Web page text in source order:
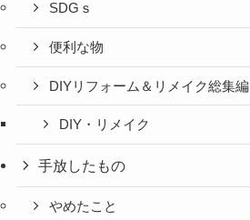
SDGｓ
便利な物
DIYリフォーム＆リメイク総集編
DIY・リメイク
手放したもの
やめたこと